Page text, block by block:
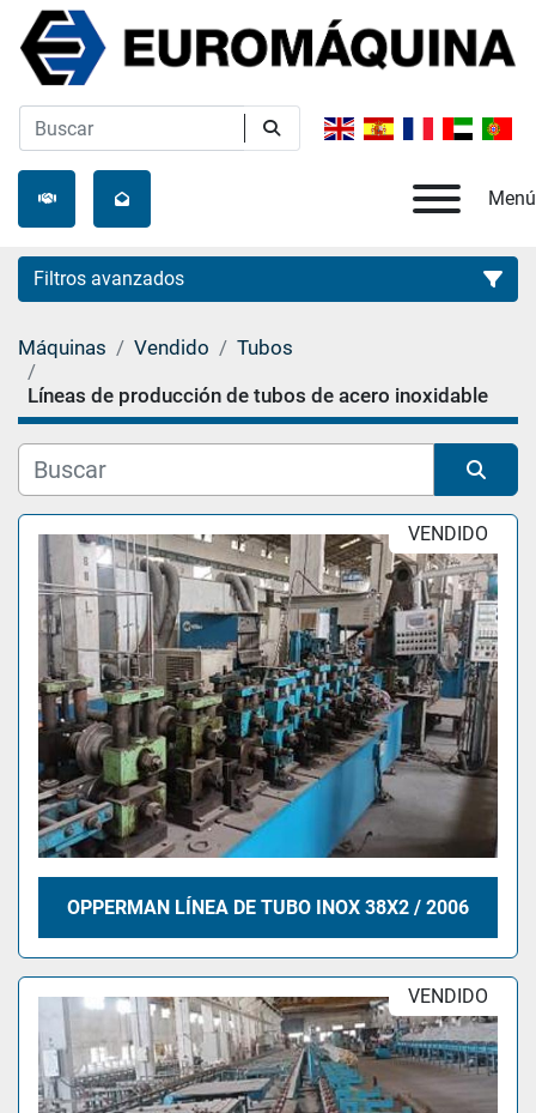
Menú
Filtros avanzados
Categoría
Fabricante
Máquinas Vendido
Tubos
Líneas de producción de tubos de acero inoxidable
Ordenar por VENDIDO
OPPERMAN LÍNEA DE TUBO INOX 38X2 / 2006
VENDIDO